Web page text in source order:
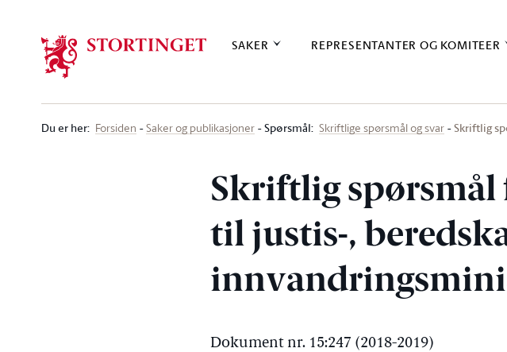
SAKER REPRESENTANTER OG KOMITEER
Du er her: Forsiden Saker og publikasjoner Spørsmål: Skriftlige spørsmål og svar Skriftlig
Skriftlig spørsmål
til justis-,
Dokument nr. 15:247 (2018-2019)